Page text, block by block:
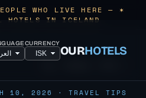
WHO LIVE HERE —
HOTELS IN ICELAND.
OURHOTELS
CURRENCY
10, 2026 · TRAVEL TIPS